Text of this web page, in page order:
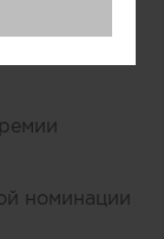
и
номинации